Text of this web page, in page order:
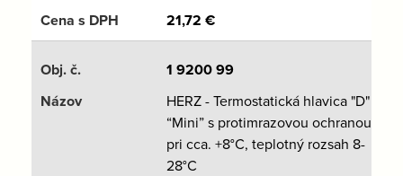
21,72 €
1 9200 99
HERZ - Termostatická hlavica "D"
“Mini” s protimrazovou ochranou
pri cca. +8°C, teplotný rozsah 8-
28°C